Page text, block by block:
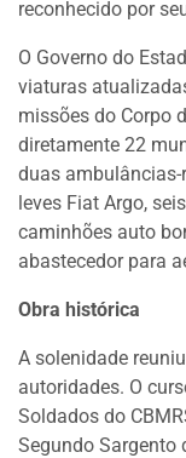
reconhecido por
O Governo do
viaturas
missões do Corpo
diretamente 22
duas
leves Fiat Argo,
caminhões auto
abastecedor para
Obra histórica
A solenidade
autoridades. O
Soldados do
Segundo Sargento